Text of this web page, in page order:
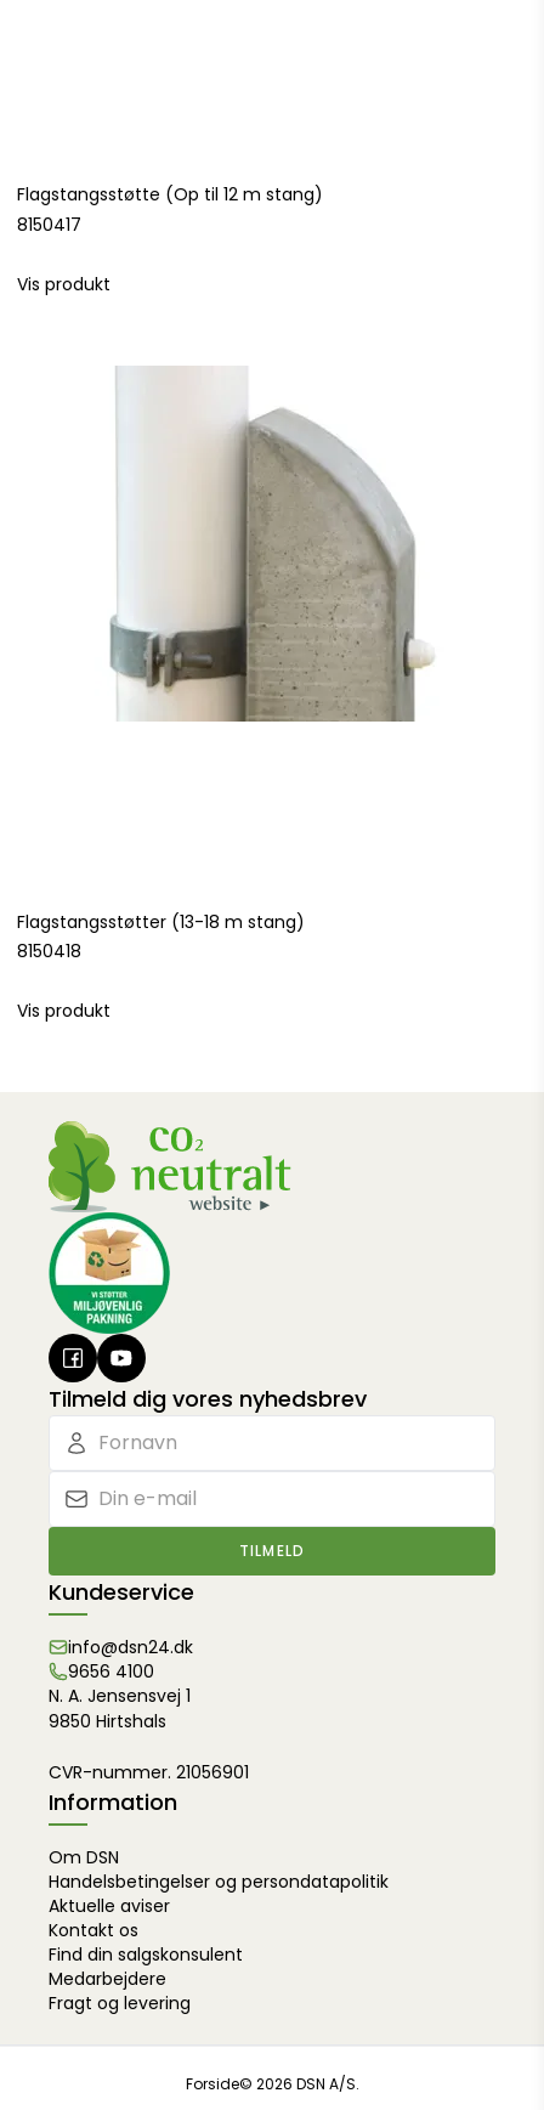
Flagstangsstøtte (Op til 12 m stang)
8150417
Vis produkt
Flagstangsstøtter (13-18 m stang)
8150418
Vis produkt
Tilmeld dig vores nyhedsbrev
TILMELD
Kundeservice
info@dsn24.dk
9656 4100
N. A. Jensensvej 1
9850 Hirtshals
CVR-nummer. 21056901
Information
Om DSN
Handelsbetingelser og persondatapolitik
Aktuelle aviser
Kontakt os
Find din salgskonsulent
Medarbejdere
Fragt og levering
Forside© 2026 DSN A/S.